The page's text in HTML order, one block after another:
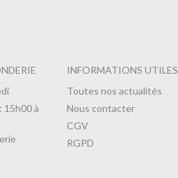
15h00 à
INFORMATIONS UTILES
Toutes nos actualités
Nous contacter
CGV
RGPD